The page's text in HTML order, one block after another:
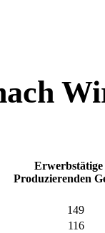
Erwerbstätige
Produzierenden
149
116